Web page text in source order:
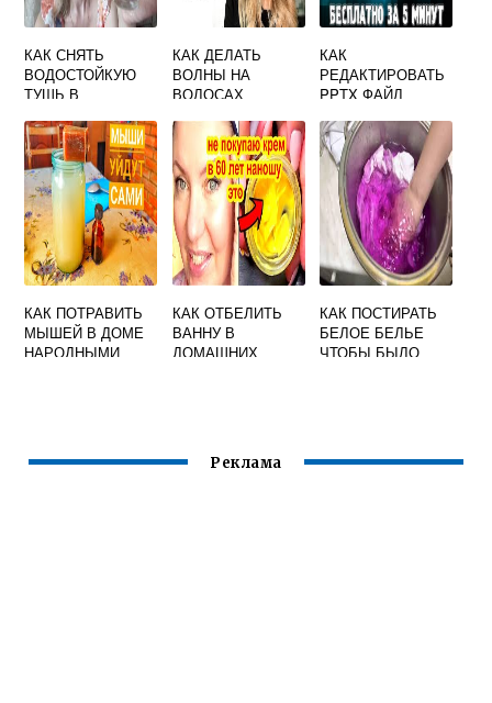
КАК СНЯТЬ
ВОДОСТОЙКУЮ
ТУШЬ В
УСЛОВИЯХ БЕЗ
СПЕЦИАЛЬНОЙ
ЖИДКОСТИ
КАК ДЕЛАТЬ
ВОЛНЫ НА
ВОЛОСАХ
КАК
РЕДАКТИРОВАТЬ
PPTX ФАЙЛ
КАК ПОТРАВИТЬ
МЫШЕЙ В ДОМЕ
НАРОДНЫМИ
КАК ОТБЕЛИТЬ
ВАННУ В
ДОМАШНИХ
КАК ПОСТИРАТЬ
БЕЛОЕ БЕЛЬЕ
ЧТОБЫ БЫЛО
Реклама